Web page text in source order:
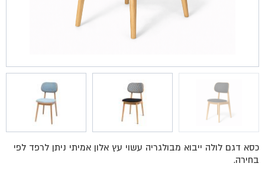
כסא דגם לולה ייבוא מבולגריה עשוי עץ אלון אמיתי ניתן לרפד לפי
בחירה.